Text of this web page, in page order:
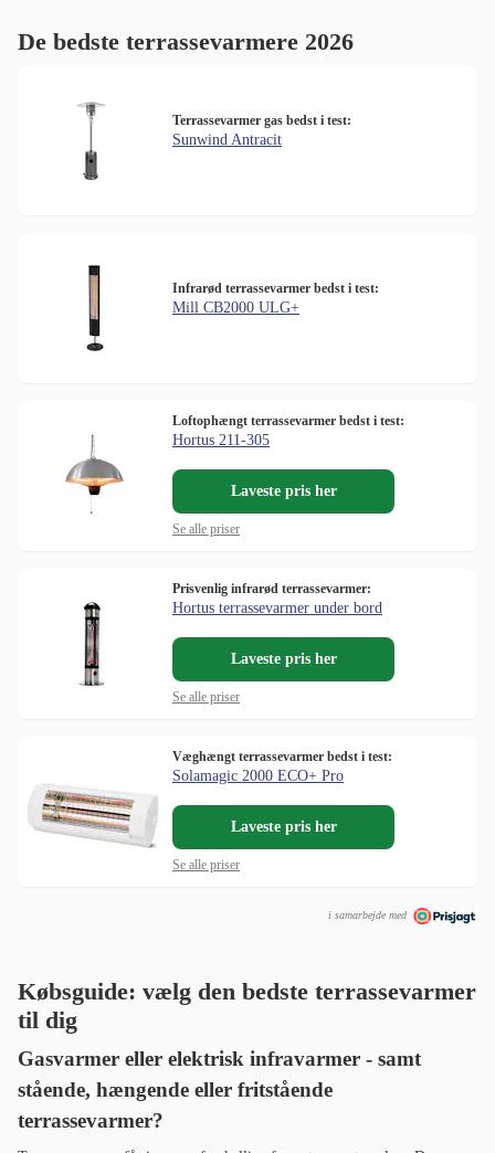
De bedste terrassevarmere 2026
Terrassevarmer gas bedst i test:
Sunwind Antracit
Infrarød terrassevarmer bedst i test:
Mill CB2000 ULG+
Loftophængt terrassevarmer bedst i test:
Hortus 211-305
Laveste pris her
Se alle priser
Prisvenlig infrarød terrassevarmer:
Hortus terrassevarmer under bord
Laveste pris her
Se alle priser
Væghængt terrassevarmer bedst i test:
Solamagic 2000 ECO+ Pro
Laveste pris her
Se alle priser
i samarbejde med
Købsguide: vælg den bedste terrassevarmer
til dig
Gasvarmer eller elektrisk infravarmer - samt
stående, hængende eller fritstående
terrassevarmer?